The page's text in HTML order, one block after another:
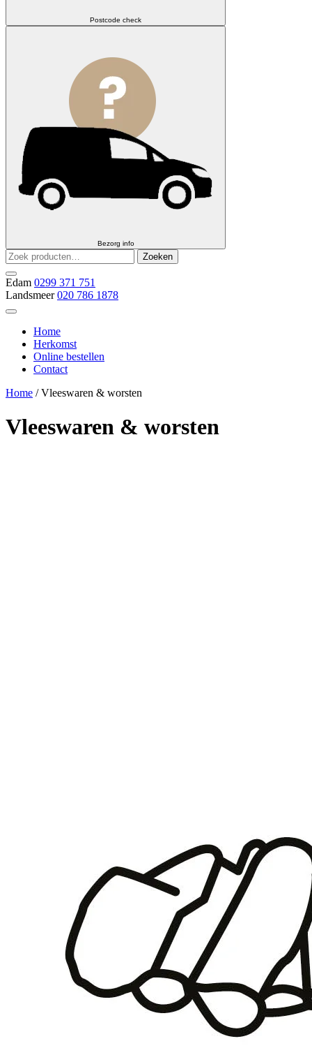
Postcode check
Bezorg info
Zoeken
naar:
Zoeken
Edam 0299 371 751
Landsmeer 020 786 1878
Home
Herkomst
Online bestellen
Contact
Home / Vleeswaren & worsten
Vleeswaren & worsten